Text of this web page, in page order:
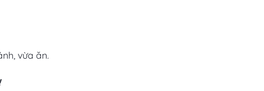
vừa ăn.